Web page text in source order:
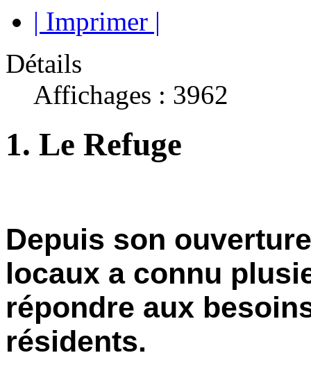
| Imprimer |
Détails
Affichages : 3962
1. Le Refuge
Depuis son
locaux a connu
répondre aux
résidents.